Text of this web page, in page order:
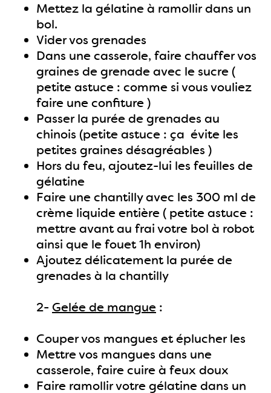
Mettez la gélatine à ramollir dans un
bol.
Vider vos grenades
Dans une casserole, faire chauffer vos
graines de grenade avec le sucre (
petite astuce : comme si vous vouliez
faire une confiture )
Passer la purée de grenades au
chinois (petite astuce : ça évite les
petites graines désagréables )
Hors du feu, ajoutez-lui les feuilles de
gélatine
Faire une chantilly avec les 300 ml de
crème liquide entière ( petite astuce :
mettre avant au frai votre bol à robot
ainsi que le fouet 1h environ)
Ajoutez délicatement la purée de
grenades à la chantilly
2- Gelée de mangue :
Couper vos mangues et éplucher les
Mettre vos mangues dans une
casserole, faire cuire à feux doux
Faire ramollir votre gélatine dans un